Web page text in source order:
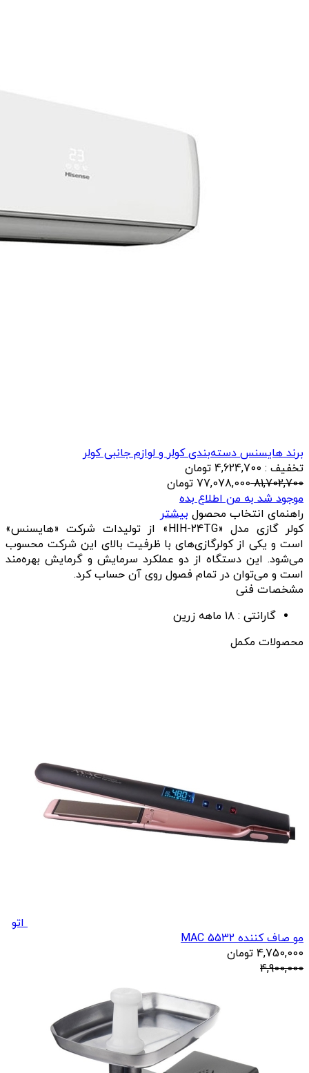
برند هایسنسدسته‌بندی کولر و لوازم جانبی کولر
تخفیف : 4,624,700 تومان
81,702,700
77,078,000 تومان
موجود شد به من اطلاع بده
راهنمای انتخاب محصول بیشتر
کولر گازی مدل «HIH-24TG» از تولیدات شرکت «هایسنس»
است و یکی از کولرگازی‌های با ظرفیت بالای این شرکت محسوب
می‌شود. این دستگاه از دو عملکرد سرمایش و گرمایش بهره‌مند
است و می‌توان در تمام فصول روی آن حساب کرد.
مشخصات فنی
گارانتی : ۱۸ ماهه زرین
محصولات مکمل
اتو
مو صاف کننده 5532 MAC
4,750,000 تومان
4,900,000